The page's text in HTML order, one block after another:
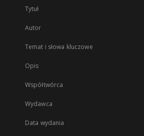
Tytuł
Autor
Temat i słowa kluczowe
Opis
Współtwórca
Wydawca
Data wydania